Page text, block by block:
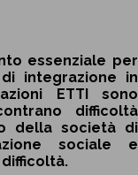
essenziale per
integrazione in
ETTI sono
difficoltà
della società di
sociale e